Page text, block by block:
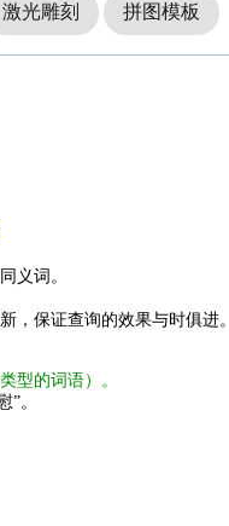
激光雕刻 拼图模板
义词。
，保证查询的效果与时俱进。
型的词语）。
”。